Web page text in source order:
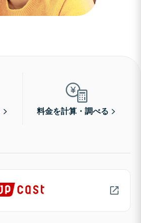
料金を計算・調べる